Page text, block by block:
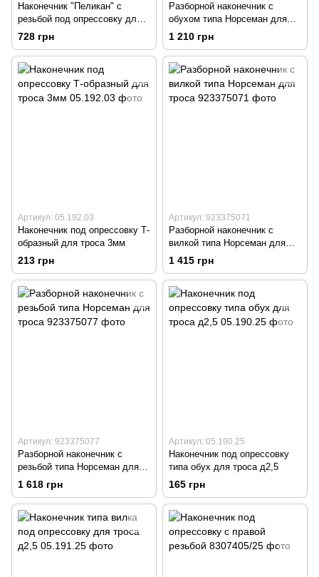
Наконечник "Пеликан" с
резьбой под опрессовку для
троса
728 грн
Разборной наконечник с
обухом типа Норсеман для
троса
1 210 грн
Артикул: 05.192.03
Наконечник под опрессовку Т-
образный для троса 3мм
213 грн
Артикул: 923375071
Разборной наконечник с
вилкой типа Норсеман для
троса
1 415 грн
Артикул: 923375077
Разборной наконечник с
резьбой типа Норсеман для
троса
1 618 грн
Артикул: 05.190.25
Наконечник под опрессовку
типа обух для троса д2,5
165 грн